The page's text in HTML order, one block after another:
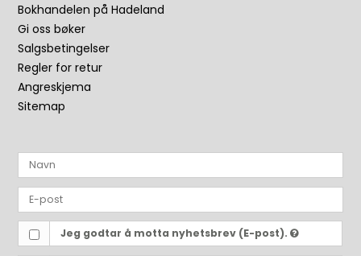
Bokhandelen på Hadeland
Gi oss bøker
Salgsbetingelser
Regler for retur
Angreskjema
Sitemap
Jeg godtar å motta nyhetsbrev (E-post).